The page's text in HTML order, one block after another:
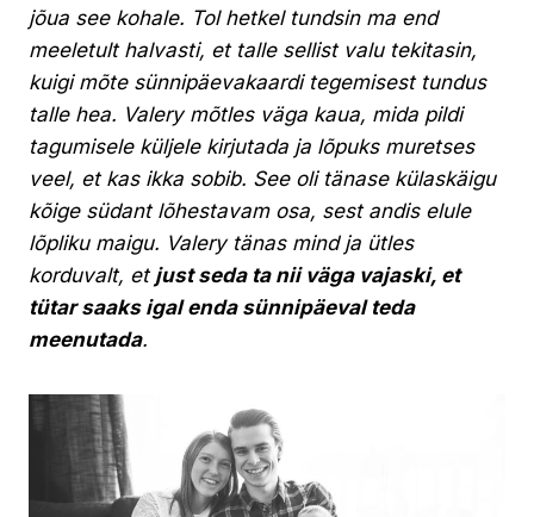
jõua see kohale. Tol hetkel tundsin ma end
meeletult halvasti, et talle sellist valu tekitasin,
kuigi mõte sünnipäevakaardi tegemisest tundus
talle hea. Valery mõtles väga kaua, mida pildi
tagumisele küljele kirjutada ja lõpuks muretses
veel, et kas ikka sobib. See oli tänase külaskäigu
kõige südant lõhestavam osa, sest andis elule
lõpliku maigu. Valery tänas mind ja ütles
korduvalt, et just seda ta nii väga vajaski, et
tütar saaks igal enda sünnipäeval teda
meenutada.